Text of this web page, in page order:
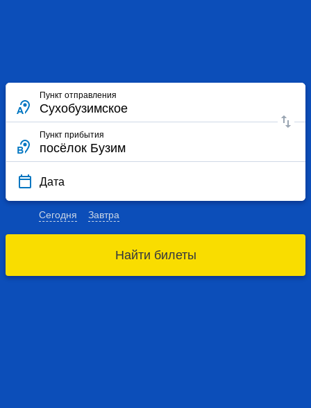
Пункт отправления
Пункт прибытия
Дата
Сегодня Завтра
Найти билеты